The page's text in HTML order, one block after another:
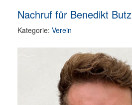
Nachruf für Benedikt Butz
Kategorie: Verein